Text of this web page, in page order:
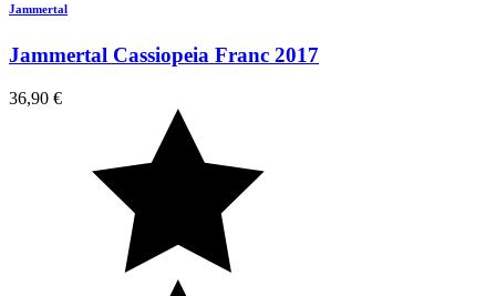
Jammertal
Jammertal Cassiopeia Franc 2017
36,90 €